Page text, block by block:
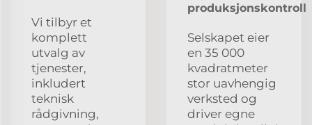
Vi tilbyr et
komplett
utvalg av
tjenester,
inkludert
teknisk
rådgivning,
produksjonskontroll
Selskapet eier
en 35 000
kvadratmeter
stor uavhengig
verksted og
driver egne